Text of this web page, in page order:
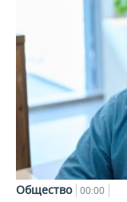
Общество 00:00